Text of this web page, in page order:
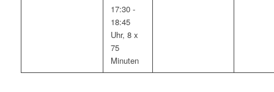
17:30 -
18:45
Uhr, 8 x
75
Minuten